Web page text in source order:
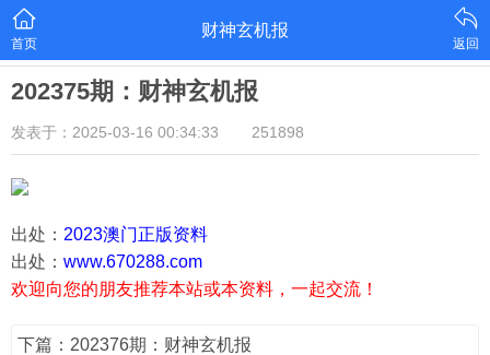
首页
财神玄机报
返回
202375期：财神玄机报
发表于：2025-03-16 00:34:33 251898
出处： 2023澳门正版资料
出处： www.670288.com
欢迎向您的朋友推荐本站或本资料，一起交流！
下篇：202376期：财神玄机报